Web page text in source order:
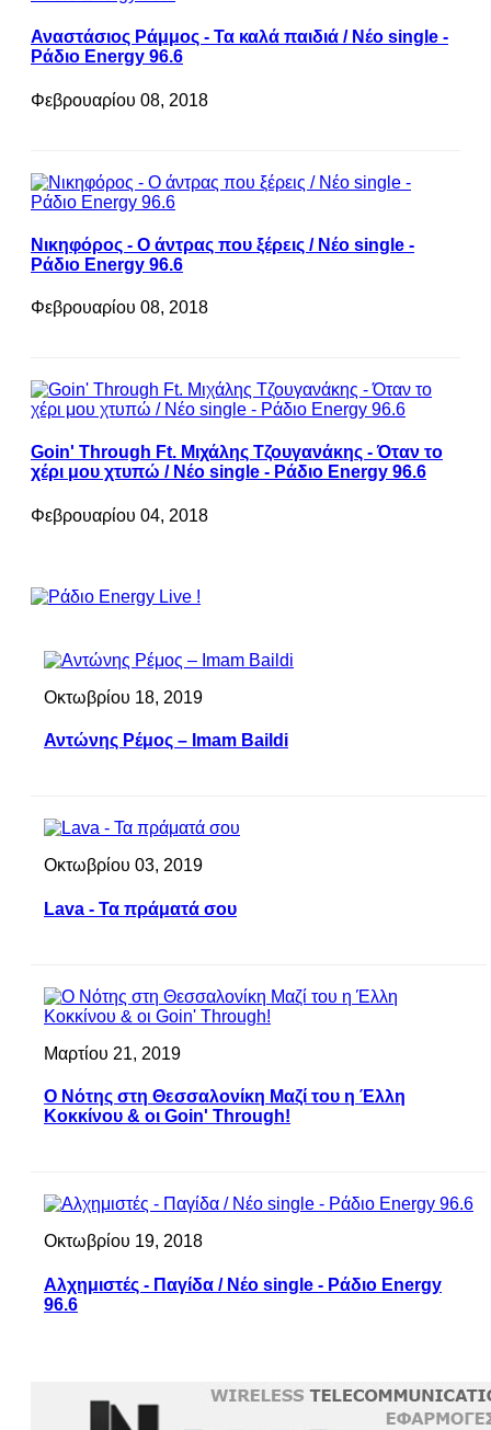
Αναστάσιος Ράμμος - Τα καλά παιδιά / Νέο single -
Ράδιο Energy 96.6
Φεβρουαρίου 08, 2018
Νικηφόρος - Ο άντρας που ξέρεις / Νέο single -
Ράδιο Energy 96.6
Φεβρουαρίου 08, 2018
Goin' Through Ft. Μιχάλης Τζουγανάκης - Όταν το
χέρι μου χτυπώ / Νέο single - Ράδιο Energy 96.6
Φεβρουαρίου 04, 2018
Οκτωβρίου 18, 2019
Αντώνης Ρέμος – Imam Baildi
Οκτωβρίου 03, 2019
Lava - Τα πράματά σου
Μαρτίου 21, 2019
Ο Νότης στη Θεσσαλονίκη Μαζί του η Έλλη
Κοκκίνου & οι Goin' Through!
Οκτωβρίου 19, 2018
Αλχημιστές - Παγίδα / Νέο single - Ράδιο Energy
96.6